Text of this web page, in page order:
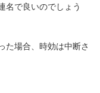
名で良いのでしょう
た場合、時効は中断さ